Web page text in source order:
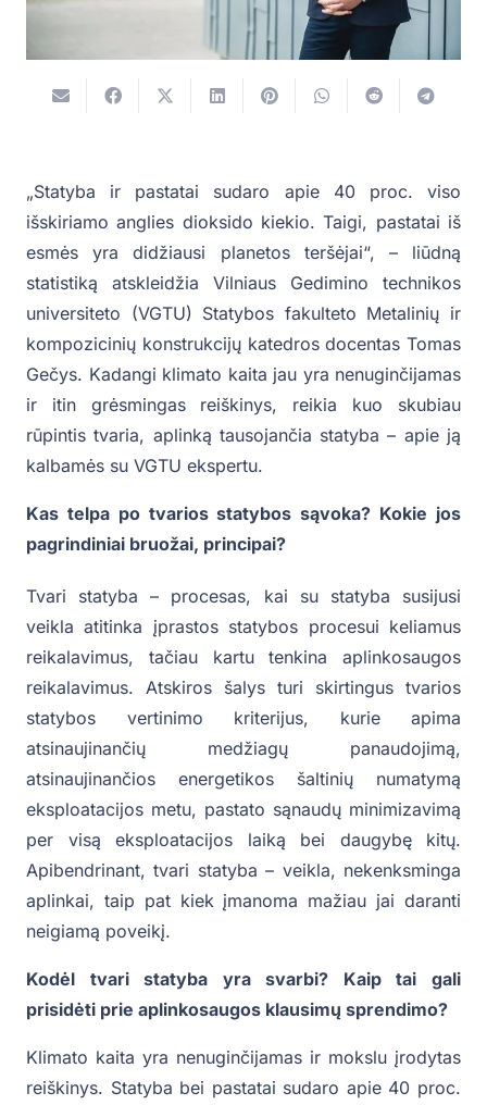
„Statyba ir pastatai sudaro apie 40 proc. viso
išskiriamo anglies dioksido kiekio. Taigi, pastatai iš
esmės yra didžiausi planetos teršėjai“, – liūdną
statistiką atskleidžia Vilniaus Gedimino technikos
universiteto (VGTU) Statybos fakulteto Metalinių ir
kompozicinių konstrukcijų katedros docentas Tomas
Gečys. Kadangi klimato kaita jau yra nenuginčijamas
ir itin grėsmingas reiškinys, reikia kuo skubiau
rūpintis tvaria, aplinką tausojančia statyba – apie ją
kalbamės su VGTU ekspertu.
Kas telpa po tvarios statybos sąvoka? Kokie jos
pagrindiniai bruožai, principai?
Tvari statyba – procesas, kai su statyba susijusi
veikla atitinka įprastos statybos procesui keliamus
reikalavimus, tačiau kartu tenkina aplinkosaugos
reikalavimus. Atskiros šalys turi skirtingus tvarios
statybos vertinimo kriterijus, kurie apima
atsinaujinančių medžiagų panaudojimą,
atsinaujinančios energetikos šaltinių numatymą
eksploatacijos metu, pastato sąnaudų minimizavimą
per visą eksploatacijos laiką bei daugybę kitų.
Apibendrinant, tvari statyba – veikla, nekenksminga
aplinkai, taip pat kiek įmanoma mažiau jai daranti
neigiamą poveikį.
Kodėl tvari statyba yra svarbi? Kaip tai gali
prisidėti prie aplinkosaugos klausimų sprendimo?
Klimato kaita yra nenuginčijamas ir mokslu įrodytas
reiškinys. Statyba bei pastatai sudaro apie 40 proc.